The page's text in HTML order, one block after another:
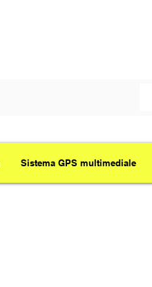
Sistema GPS multimediale